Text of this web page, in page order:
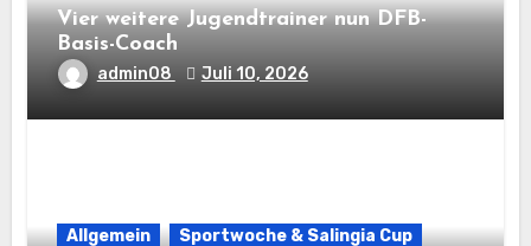
Vier weitere Jugendtrainer nun DFB-
Basis-Coach
admin08 Juli 10, 2026
Allgemein Sportwoche & Salingia Cup